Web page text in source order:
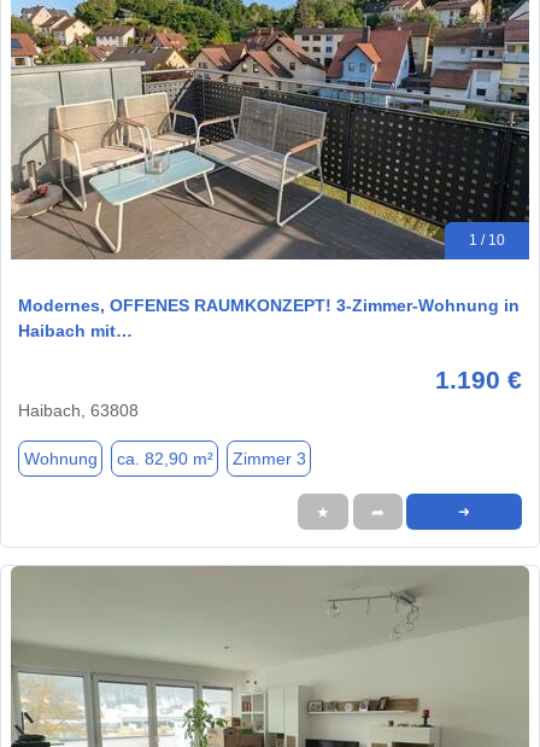
1 / 10
Modernes, OFFENES RAUMKONZEPT! 3-Zimmer-Wohnung in
Haibach mit…
1.190 €
Haibach, 63808
Wohnung ca. 82,90 m² Zimmer 3
★ ➦ ➜